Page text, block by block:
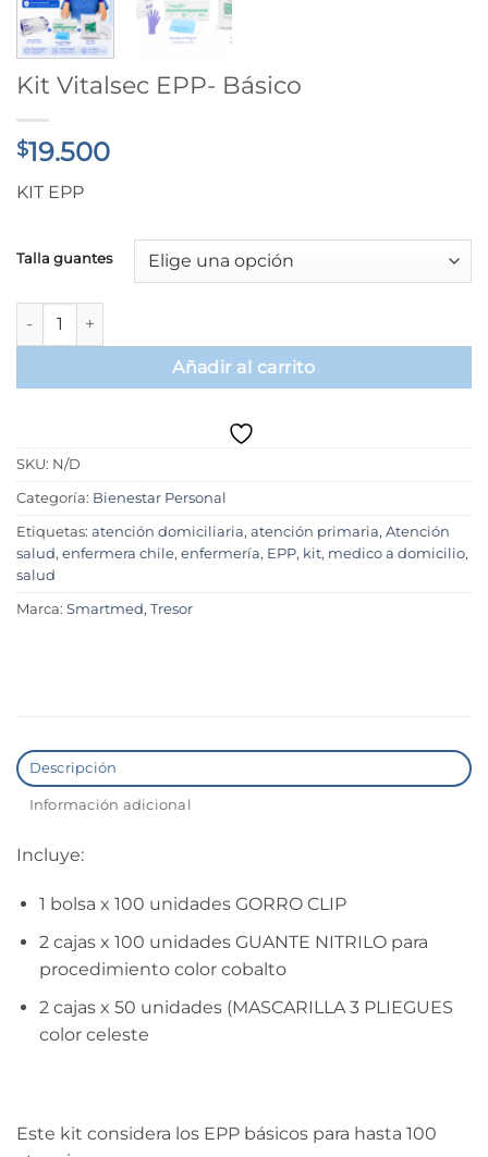
Kit Vitalsec EPP- Básico
$19.500
KIT EPP
Talla guantes
Kit Vitalsec EPP- Básico cantidad
Añadir al carrito
SKU: N/D
Categoría: Bienestar Personal
Etiquetas: atención domiciliaria, atención primaria, Atención
salud, enfermera chile, enfermería, EPP, kit, medico a domicilio,
salud
Marca: Smartmed, Tresor
Descripción
Información adicional
Incluye:
1 bolsa x 100 unidades GORRO CLIP
2 cajas x 100 unidades GUANTE NITRILO para
procedimiento color cobalto
2 cajas x 50 unidades (MASCARILLA 3 PLIEGUES
color celeste
Este kit considera los EPP básicos para hasta 100